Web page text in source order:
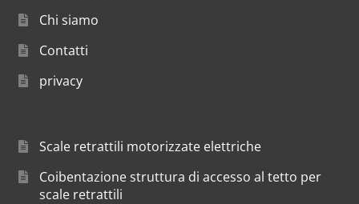
Chi siamo
Contatti
privacy
Scale retrattili motorizzate elettriche
Coibentazione struttura di accesso al tetto per
scale retrattili